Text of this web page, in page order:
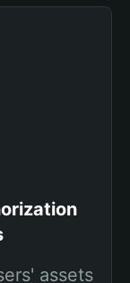
assets